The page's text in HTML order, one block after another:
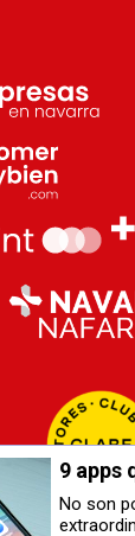
9 apps
No son